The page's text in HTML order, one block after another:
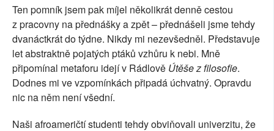
Ten pomník jsem pak míjel několikrát denně cestou
z pracovny na přednášky a zpět – přednášeli jsme tehdy
dvanáctkrát do týdne. Nikdy mi nezevšedněl. Představuje
let abstraktně pojatých ptáků vzhůru k nebi. Mně
připomínal metaforu idejí v Rádlově Útěše z filosofie.
Dodnes mi ve vzpomínkách připadá úchvatný. Opravdu
nic na něm není všední.
Naši afroameričtí studenti tehdy obviňovali univerzitu, že